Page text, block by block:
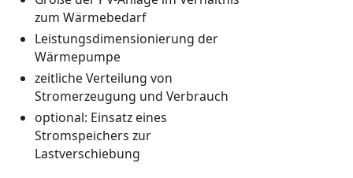
zum Wärmebedarf
Leistungsdimensionierung der
Wärmepumpe
zeitliche Verteilung von
Stromerzeugung und Verbrauch
optional: Einsatz eines
Stromspeichers zur
Lastverschiebung